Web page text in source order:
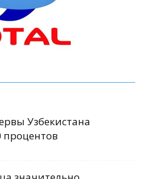
Узбекистана